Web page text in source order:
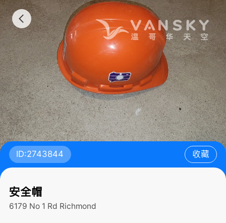
ID:2743844 收藏
安全帽
6179 No 1 Rd Richmond